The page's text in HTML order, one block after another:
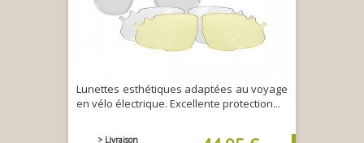
Lunettes esthétiques adaptées au voyage
en vélo électrique. Excellente protection...
> Livraison